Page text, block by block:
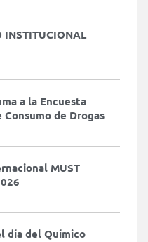
INSTITUCIONAL
a la Encuesta
Consumo de Drogas
MUST
día del Químico